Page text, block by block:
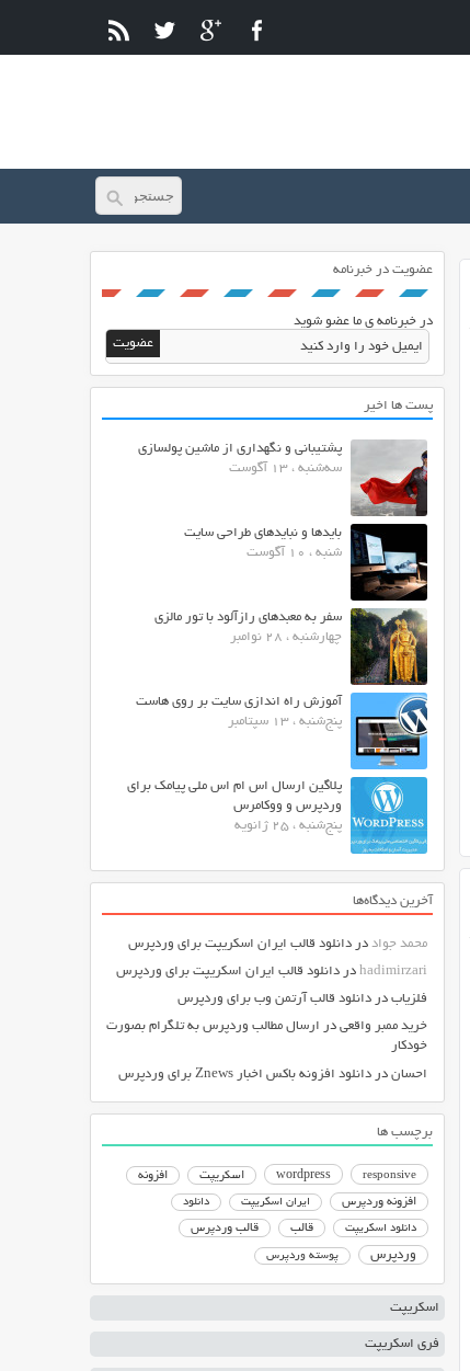
عضویت در خبرنامه
در خبرنامه ی ما عضو شوید
پست ها اخیر
پشتیبانی و نگهداری از ماشین پولسازی
سه‌شنبه ، 13 آگوست
بایدها و نبایدهای طراحی سایت
شنبه ، 10 آگوست
سفر به معبدهای رازآلود با تور مالزی
چهارشنبه ، 28 نوامبر
آموزش راه اندازی سایت بر روی هاست
پنج‌شنبه ، 13 سپتامبر
پلاگین ارسال اس ام اس ملی پیامک برای
وردپرس و ووکامرس
پنج‌شنبه ، 25 ژانویه
آخرین دیدگاه‌ها
محمد جواد در دانلود قالب ایران اسکریپت برای وردپرس
hadimirzari در دانلود قالب ایران اسکریپت برای وردپرس
فلزیاب در دانلود قالب آرتمن وب برای وردپرس
خرید ممبر واقعی در ارسال مطالب وردپرس به تلگرام بصورت
خودکار
احسان در دانلود افزونه باکس اخبار Znews برای وردپرس
برچسب ها
responsive
wordpress اسکریپت
افزونه
افزونه وردپرس
ایران اسکریپت دانلود
دانلود اسکریپت قالب قالب وردپرس
وردپرس پوسته وردپرس
اسکریپت
فری اسکریپت